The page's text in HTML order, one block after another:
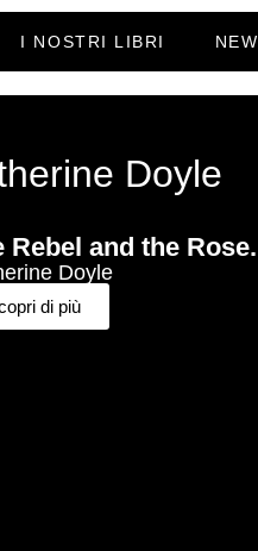
I NOSTRI LIBRI
Doyle
Rebel and the
Doyle
di più